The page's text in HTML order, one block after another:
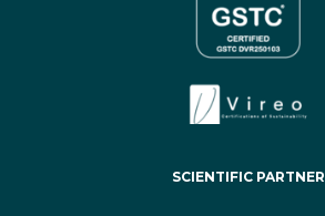
SCIENTIFIC PARTNER